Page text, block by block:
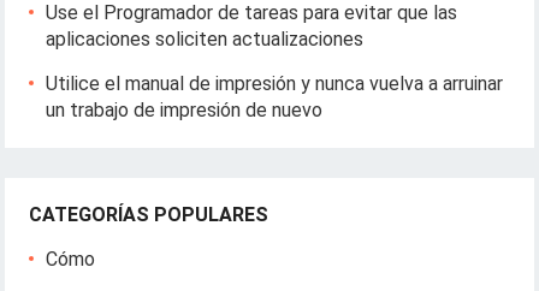
Use el Programador de tareas para evitar que las
aplicaciones soliciten actualizaciones
Utilice el manual de impresión y nunca vuelva a arruinar
un trabajo de impresión de nuevo
CATEGORÍAS POPULARES
Cómo